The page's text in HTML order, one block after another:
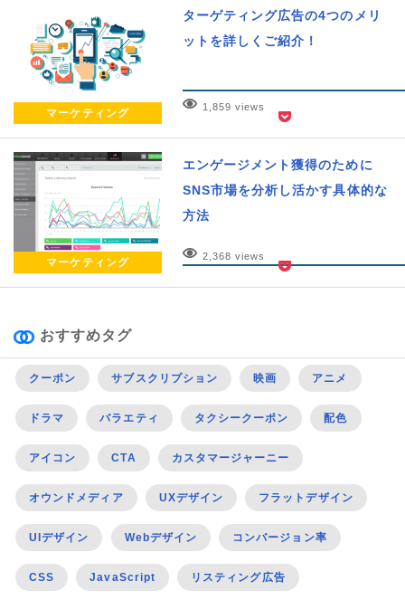
マーケティング
ターゲティング広告の4つのメリ
ットを詳しくご紹介！
1,859 views
マーケティング
エンゲージメント獲得のために
SNS市場を分析し活かす具体的な
方法
2,368 views
おすすめタグ
クーポン サブスクリプション 映画 アニメ
ドラマ バラエティ タクシークーポン 配色
アイコン CTA カスタマージャーニー
オウンドメディア UXデザイン フラットデザイン
UIデザイン Webデザイン コンバージョン率
CSS JavaScript リスティング広告